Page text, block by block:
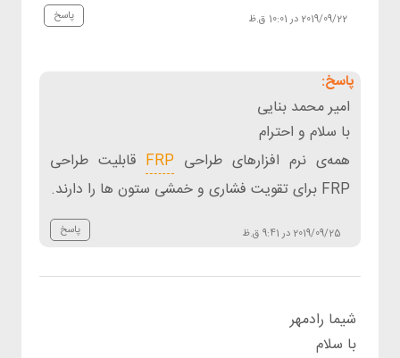
2019/09/22 در 10:01 ق.ظ پاسخ
امیر محمد بنایی
2019/09/25 در 9:41 ق.ظ
با سلام و احترام
همه‌ی نرم افزارهای طراحی FRP قابلیت طراحی
FRP برای تقویت فشاری و خمشی ستون ها را دارند.
پاسخ
شیما رادمهر
با سلام